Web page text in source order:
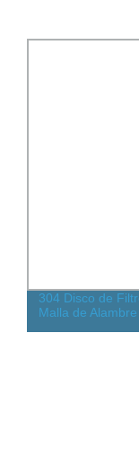
304 Disco de
Malla de Alambre